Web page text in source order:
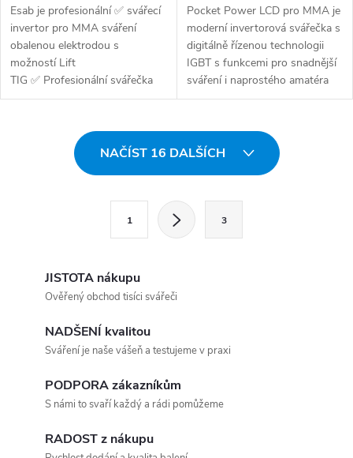
Esab je profesionální ✅ svářecí
invertor pro MMA sváření
obalenou elektrodou s
možností Lift
TIG ✅ Profesionální svářečka
pro obalenou...
Pocket Power LCD pro MMA je
moderní invertorová svářečka s
digitálně řízenou technologii
IGBT s funkcemi pro snadnější
sváření i naprostého amatéra
nebo...
Ovládací prvky výpisu
NAČÍST 16 DALŠÍCH
1 3
JISTOTA nákupu
Ověřený obchod tisíci svářeči
NADŠENÍ kvalitou
Sváření je naše vášeň a testujeme v praxi
PODPORA zákazníkům
S námi to svaří každý a rádi pomůžeme
RADOST z nákupu